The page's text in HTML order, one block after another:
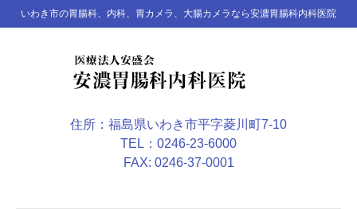
いわき市の胃腸科、内科、胃カメラ、大腸カメラなら安濃胃腸科内科医院
住所：福島県いわき市平字菱川町7-10
TEL：0246-23-6000
FAX: 0246-37-0001